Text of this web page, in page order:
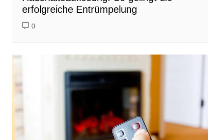
erfolgreiche Entrümpelung
0